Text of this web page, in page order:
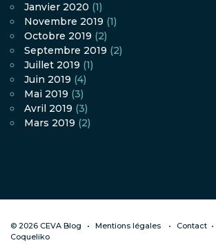
Janvier 2020 (1)
Novembre 2019 (1)
Octobre 2019 (2)
Septembre 2019 (2)
Juillet 2019 (1)
Juin 2019 (4)
Mai 2019 (3)
Avril 2019 (3)
Mars 2019 (2)
© 2026 CEVA Blog Mentions légales Contact •
Coqueliko